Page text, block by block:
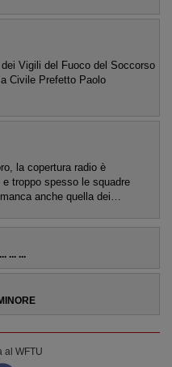
Vigili del Fuoco del Soccorso
Civile Prefetto Paolo
la copertura radio è
troppo spesso le squadre
anche quella dei…
... ...
al WFTU